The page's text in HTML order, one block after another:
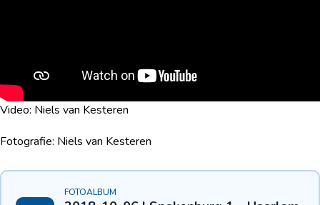
Video: Niels van Kesteren
Fotografie: Niels van Kesteren
FOTOALBUM